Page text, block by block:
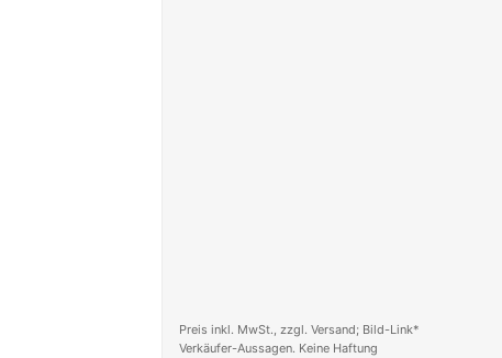
Preis inkl. MwSt., zzgl. Versand; Bild-Link*
Verkäufer-Aussagen. Keine Haftung